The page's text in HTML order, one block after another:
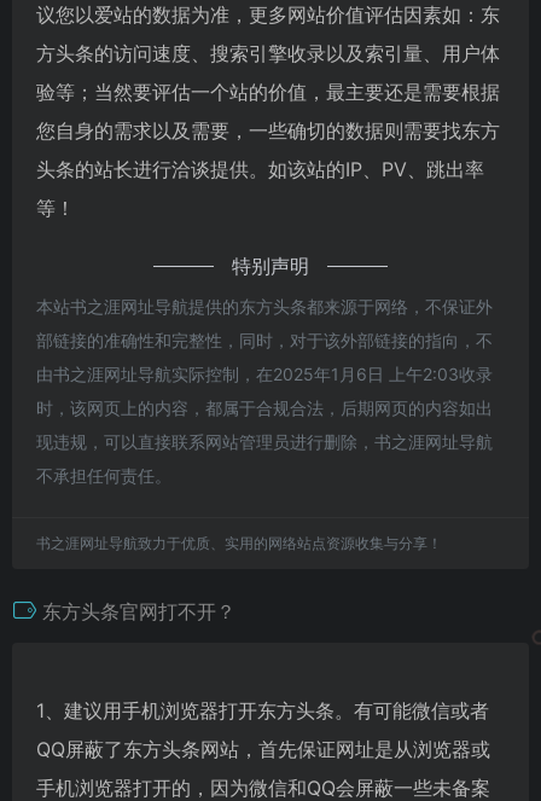
议您以爱站的数据为准，更多网站价值评估因素如：东
方头条的访问速度、搜索引擎收录以及索引量、用户体
验等；当然要评估一个站的价值，最主要还是需要根据
您自身的需求以及需要，一些确切的数据则需要找东方
头条的站长进行洽谈提供。如该站的IP、PV、跳出率
等！
特别声明
本站书之涯网址导航提供的东方头条都来源于网络，不保证外
部链接的准确性和完整性，同时，对于该外部链接的指向，不
由书之涯网址导航实际控制，在2025年1月6日 上午2:03收录
时，该网页上的内容，都属于合规合法，后期网页的内容如出
现违规，可以直接联系网站管理员进行删除，书之涯网址导航
不承担任何责任。
书之涯网址导航致力于优质、实用的网络站点资源收集与分享！
东方头条官网打不开？
1、建议用手机浏览器打开东方头条。有可能微信或者
QQ屏蔽了东方头条网站，首先保证网址是从浏览器或
手机浏览器打开的，因为微信和QQ会屏蔽一些未备案